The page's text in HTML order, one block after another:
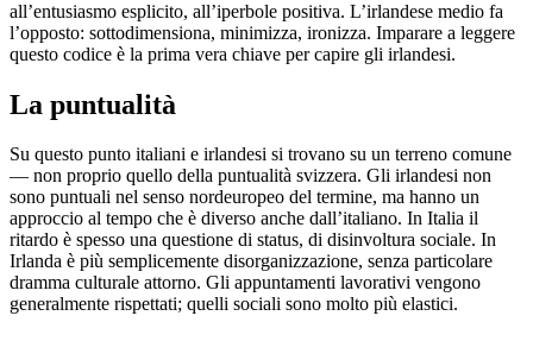
all’entusiasmo esplicito, all’iperbole positiva. L’irlandese medio fa
l’opposto: sottodimensiona, minimizza, ironizza. Imparare a leggere
questo codice è la prima vera chiave per capire gli irlandesi.
La puntualità
Su questo punto italiani e irlandesi si trovano su un terreno comune
— non proprio quello della puntualità svizzera. Gli irlandesi non
sono puntuali nel senso nordeuropeo del termine, ma hanno un
approccio al tempo che è diverso anche dall’italiano. In Italia il
ritardo è spesso una questione di status, di disinvoltura sociale. In
Irlanda è più semplicemente disorganizzazione, senza particolare
dramma culturale attorno. Gli appuntamenti lavorativi vengono
generalmente rispettati; quelli sociali sono molto più elastici.